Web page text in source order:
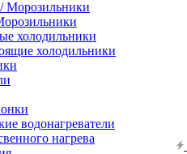
холодильники
холодильники
водонагреватели
нагрева